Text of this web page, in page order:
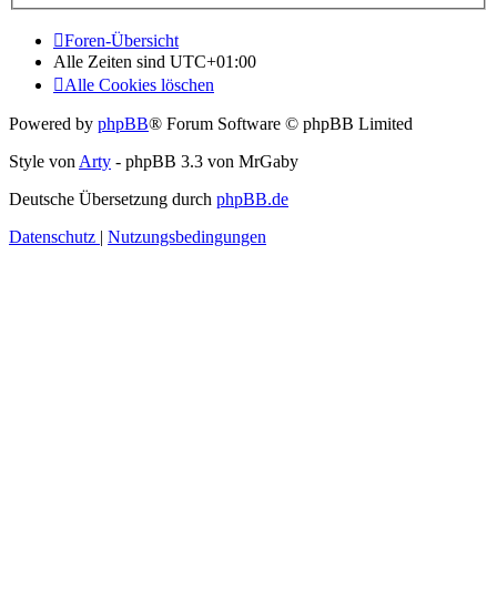
Foren-Übersicht
Alle Zeiten sind UTC+01:00
Alle Cookies löschen
Powered by phpBB® Forum Software © phpBB Limited
Style von Arty - phpBB 3.3 von MrGaby
Deutsche Übersetzung durch phpBB.de
Datenschutz | Nutzungsbedingungen